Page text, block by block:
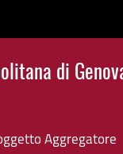
di
Aggregatore